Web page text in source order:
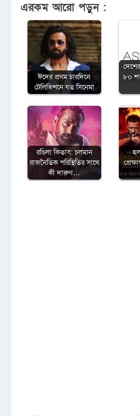
এরকম আরো পড়ুন :
ঈদের প্রথম চারদিনে
টেলিভিশনে যত সিনেমা
৮০
রঙিলা কিতাব: চলমান
রাজনৈতিক পরিস্থিতির সাথে
কী দারুণ…